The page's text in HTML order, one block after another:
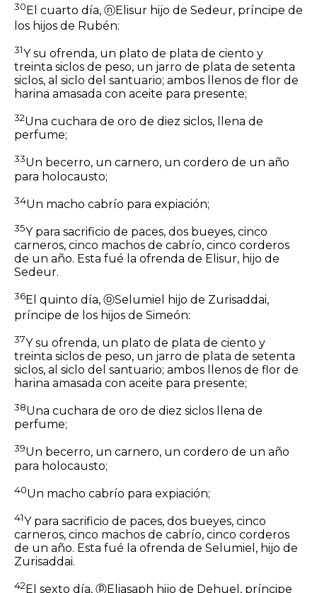
30El cuarto día, ⓝElisur hijo de Sedeur, príncipe de
los hijos de Rubén:
31Y su ofrenda, un plato de plata de ciento y
treinta siclos de peso, un jarro de plata de setenta
siclos, al siclo del santuario; ambos llenos de flor de
harina amasada con aceite para presente;
32Una cuchara de oro de diez siclos, llena de
perfume;
33Un becerro, un carnero, un cordero de un año
para holocausto;
34Un macho cabrío para expiación;
35Y para sacrificio de paces, dos bueyes, cinco
carneros, cinco machos de cabrío, cinco corderos
de un año. Esta fué la ofrenda de Elisur, hijo de
Sedeur.
36El quinto día, ⓞSelumiel hijo de Zurisaddai,
príncipe de los hijos de Simeón:
37Y su ofrenda, un plato de plata de ciento y
treinta siclos de peso, un jarro de plata de setenta
siclos, al siclo del santuario; ambos llenos de flor de
harina amasada con aceite para presente;
38Una cuchara de oro de diez siclos llena de
perfume;
39Un becerro, un carnero, un cordero de un año
para holocausto;
40Un macho cabrío para expiación;
41Y para sacrificio de paces, dos bueyes, cinco
carneros, cinco machos de cabrío, cinco corderos
de un año. Esta fué la ofrenda de Selumiel, hijo de
Zurisaddai.
42El sexto día, ⓟEliasaph hijo de Dehuel, príncipe